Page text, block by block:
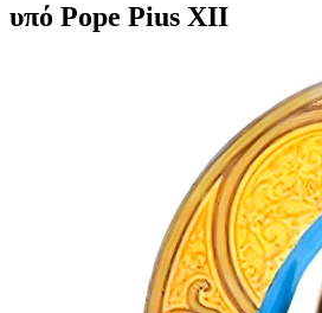
υπό Pope Pius XII